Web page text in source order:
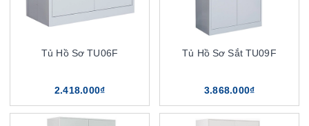
Tủ Hồ Sơ TU06F
2.418.000₫
Tủ Hồ Sơ Sắt TU09F
3.868.000₫